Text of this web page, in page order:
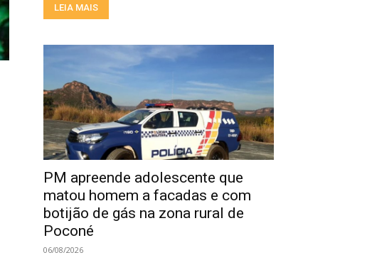
LEIA MAIS
PM apreende adolescente que
matou homem a facadas e com
botijão de gás na zona rural de
Poconé
06/08/2026